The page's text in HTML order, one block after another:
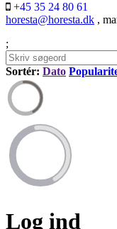
+45 35 24 80 61
horesta@horesta.dk ,
;
Sortér: Dato
Log ind